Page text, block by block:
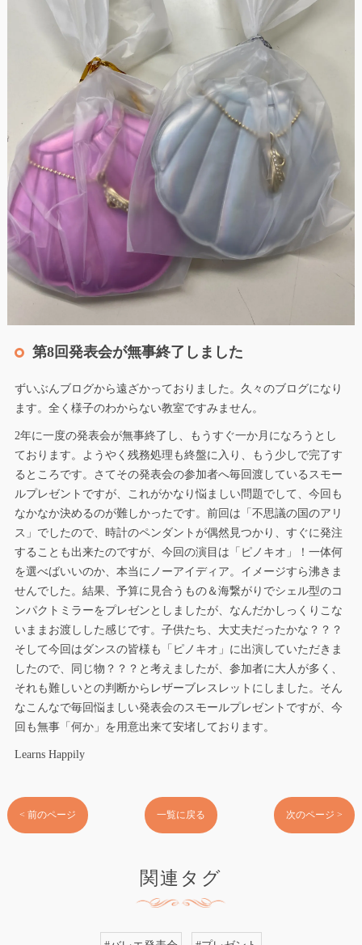
第8回発表会が無事終了しました
ずいぶんブログから遠ざかっておりました。久々のブログになり
ます。全く様子のわからない教室ですみません。
2年に一度の発表会が無事終了し、もうすぐ一か月になろうとし
ております。ようやく残務処理も終盤に入り、もう少しで完了す
るところです。さてその発表会の参加者へ毎回渡しているスモー
ルプレゼントですが、これがかなり悩ましい問題でして、今回も
なかなか決めるのが難しかったです。前回は「不思議の国のアリ
ス」でしたので、時計のペンダントが偶然見つかり、すぐに発注
することも出来たのですが、今回の演目は「ピノキオ」！一体何
を選べばいいのか、本当にノーアイディア。イメージすら沸きま
せんでした。結果、予算に見合うもの＆海繋がりでシェル型のコ
ンパクトミラーをプレゼンとしましたが、なんだかしっくりこな
いままお渡しした感じです。子供たち、大丈夫だったかな？？？
そして今回はダンスの皆様も「ピノキオ」に出演していただきま
したので、同じ物？？？と考えましたが、参加者に大人が多く、
それも難しいとの判断からレザーブレスレットにしました。そん
なこんなで毎回悩ましい発表会のスモールプレゼントですが、今
回も無事「何か」を用意出来て安堵しております。
Learns Happily
< 前のページ 一覧に戻る 次のページ >
関連タグ